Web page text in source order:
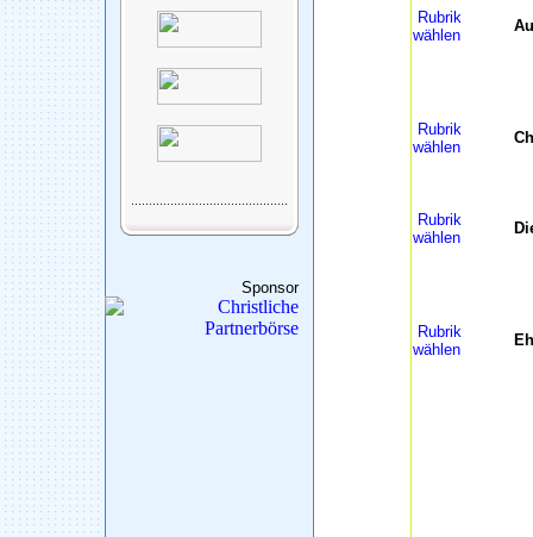
Sponsor
Rubrik
wählen
Rubrik
wählen
Rubrik
wählen
Rubrik
wählen